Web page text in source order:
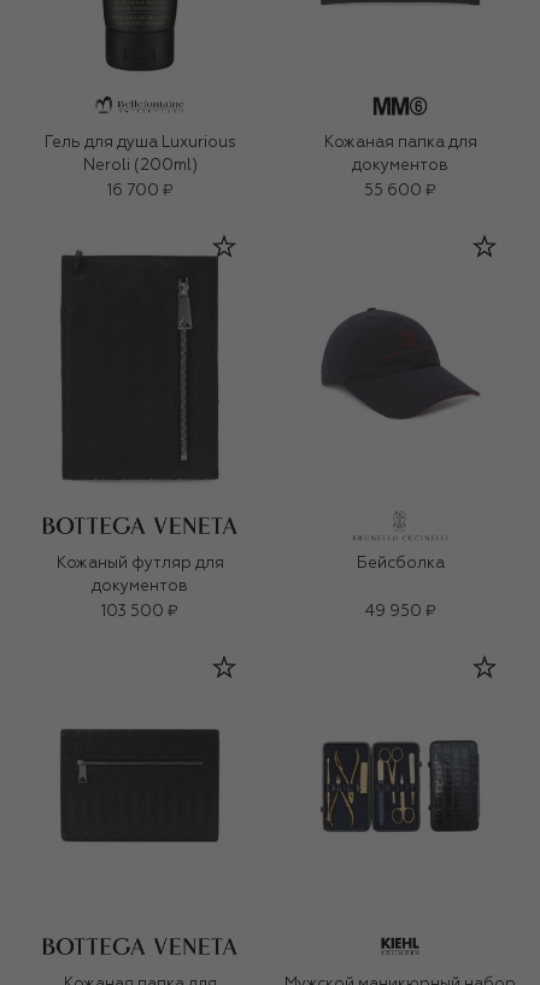
Гель для душа Luxurious
Neroli (200ml)
16 700 ₽
Кожаная папка для
документов
55 600 ₽
Кожаный футляр для
документов
103 500 ₽
Бейсболка
49 950 ₽